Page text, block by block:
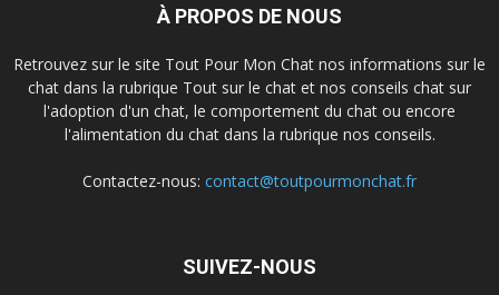
À PROPOS DE NOUS
Retrouvez sur le site Tout Pour Mon Chat nos informations sur le
chat dans la rubrique Tout sur le chat et nos conseils chat sur
l'adoption d'un chat, le comportement du chat ou encore
l'alimentation du chat dans la rubrique nos conseils.
Contactez-nous: contact@toutpourmonchat.fr
SUIVEZ-NOUS